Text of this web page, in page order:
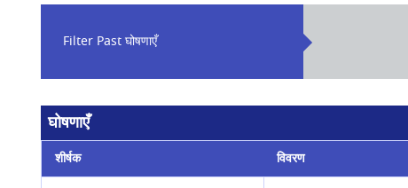
Filter Past घोषणाएँ
घोषणाएँ
शीर्षक विवरण